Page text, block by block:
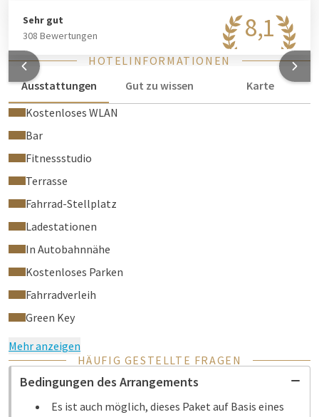
8,1
Sehr gut
308 Bewertungen
HOTELINFORMATIONEN
Ausstattungen
Gut zu wissen
Karte
Kostenloses WLAN
Bar
Fitnessstudio
Terrasse
Fahrrad-Stellplatz
Ladestationen
In Autobahnnähe
Kostenloses Parken
Fahrradverleih
Green Key
Mehr anzeigen
HÄUFIG GESTELLTE FRAGEN
Bedingungen des Arrangements
Es ist auch möglich, dieses Paket auf Basis eines